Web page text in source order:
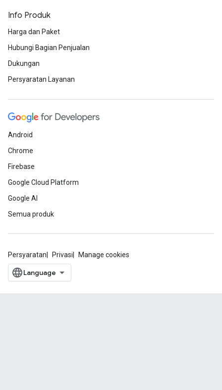
Info Produk
Harga dan Paket
Hubungi Bagian Penjualan
Dukungan
Persyaratan Layanan
Android
Chrome
Firebase
Google Cloud Platform
Google AI
Semua produk
Persyaratan Privasi Manage cookies